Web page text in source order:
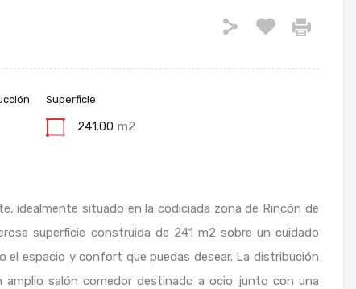
Superficie
241.00 m2
idealmente situado en la codiciada zona de Rincón de
superficie construida de 241 m2 sobre un cuidado
espacio y confort que puedas desear. La distribución
salón comedor destinado a ocio junto con una